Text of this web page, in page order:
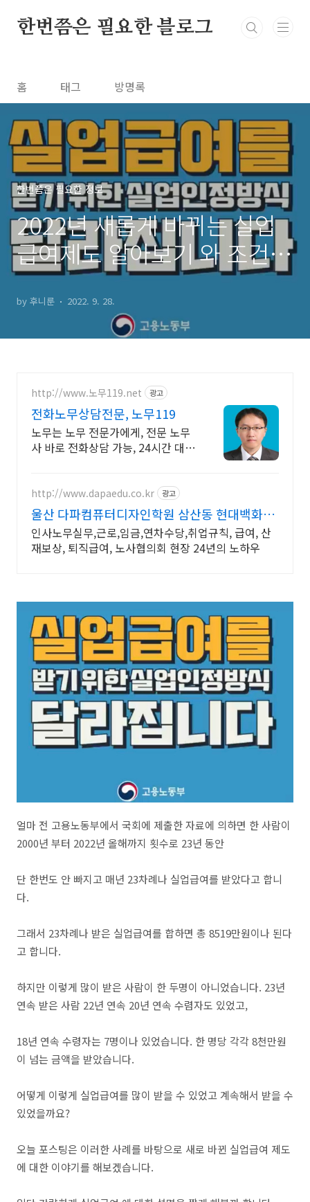
한번쯤은 필요한 블로그
홈 태그 방명록
한번쯤은 필요한 정보
2022년 새롭게 바뀌는 실업
급여제도 알아보기 와 조건 ,
바뀌게 된 배경과 부정수급,
변경된 구직활동 방식
by 후니룬 2022. 9. 28.
http://www.노무119.net 광고
전화노무상담전문, 노무119
노무는 노무 전문가에게, 전문 노무
사 바로 전화상담 가능, 24시간 대기
http://www.dapaedu.co.kr 광고
울산 다파컴퓨터디자인학원 삼산동 현대백화점
맞은편
인사노무실무,근로,임금,연차수당,취업규칙, 급여, 산
재보상, 퇴직급여, 노사협의회 현장 24년의 노하우
얼마 전 고용노동부에서 국회에 제출한 자료에 의하면 한 사람이
2000년 부터 2022년 올해까지 횟수로 23년 동안
단 한번도 안 빠지고 매년 23차례나 실업급여를 받았다고 합니
다.
그래서 23차례나 받은 실업급여를 합하면 총 8519만원이나 된다
고 합니다.
하지만 이렇게 많이 받은 사람이 한 두명이 아니었습니다. 23년
연속 받은 사람 22년 연속 20년 연속 수렴자도 있었고,
18년 연속 수령자는 7명이나 있었습니다. 한 명당 각각 8천만원
이 넘는 금액을 받았습니다.
어떻게 이렇게 실업급여를 많이 받을 수 있었고 계속해서 받을 수
있었을까요?
오늘 포스팅은 이러한 사례를 바탕으로 새로 바뀐 실업급여 제도
에 대한 이야기를 해보겠습니다.